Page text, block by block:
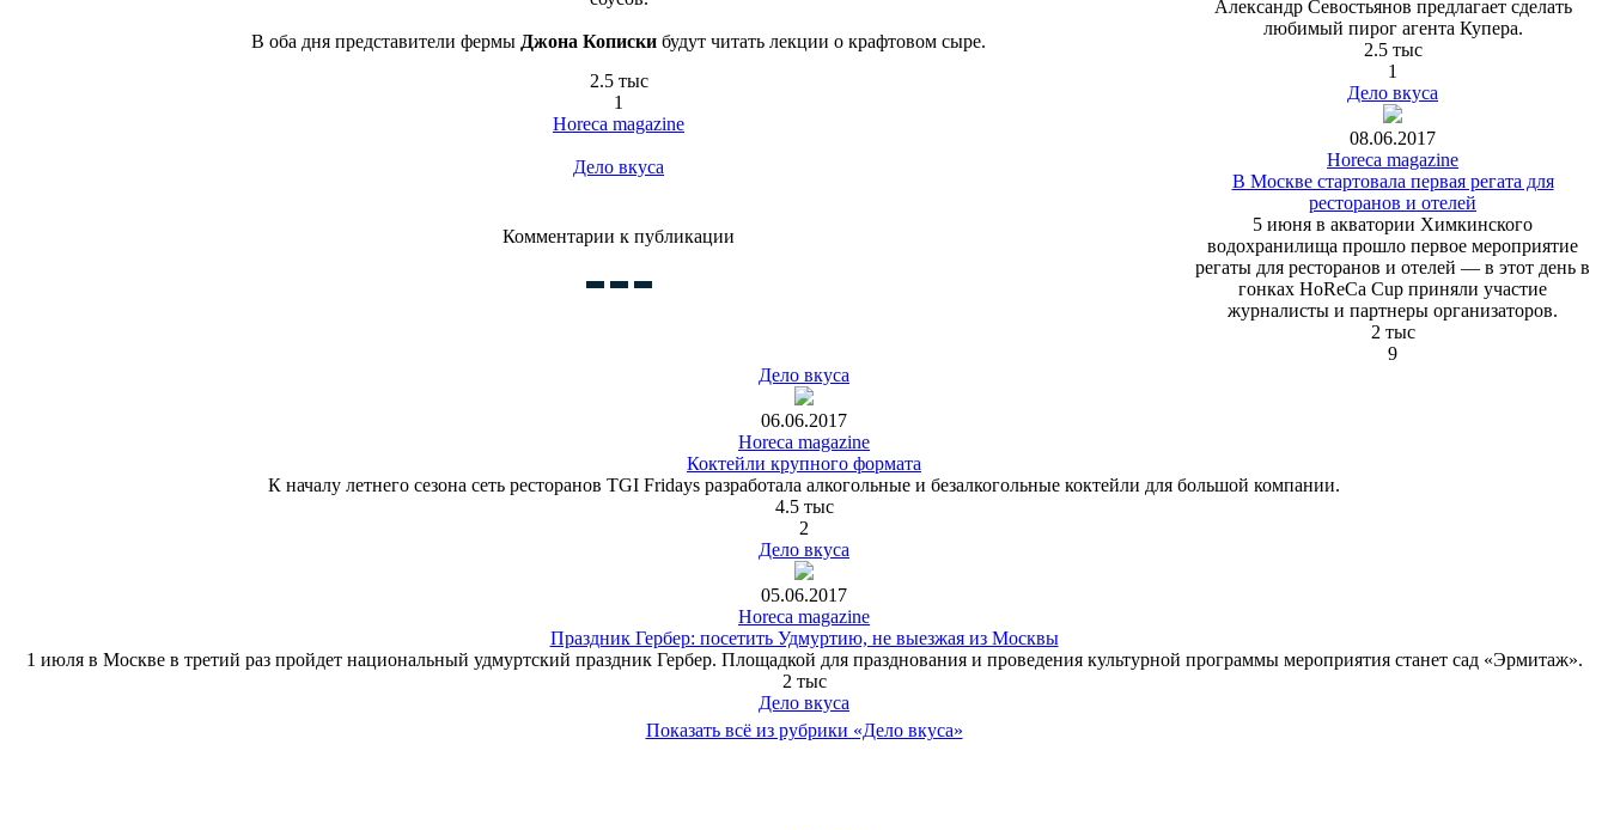
В оба дня представители фермы Джона Кописки будут читать лекции о крафтовом сыре.
2.5 тыс
1
Horeca magazine
Дело вкуса
Комментарии к публикации
Александр Севостьянов предлагает сделать
любимый пирог агента Купера.
2.5 тыс
1
Дело вкуса
08.06.2017
Horeca magazine
В Москве стартовала первая регата для
ресторанов и отелей
5 июня в акватории Химкинского
водохранилища прошло первое мероприятие
регаты для ресторанов и отелей — в этот день в
гонках HoReCa Cup приняли участие
журналисты и партнеры организаторов.
2 тыс
9
Дело вкуса
06.06.2017
Horeca magazine
Коктейли крупного формата
К началу летнего сезона сеть ресторанов TGI Fridays разработала алкогольные и безалкогольные коктейли для большой компании.
4.5 тыс
2
Дело вкуса
05.06.2017
Horeca magazine
Праздник Гербер: посетить Удмуртию, не выезжая из Москвы
1 июля в Москве в третий раз пройдет национальный удмуртский праздник Гербер. Площадкой для празднования и проведения культурной программы мероприятия станет сад «Эрмитаж».
2 тыс
Дело вкуса
Показать всё из рубрики «Дело вкуса»